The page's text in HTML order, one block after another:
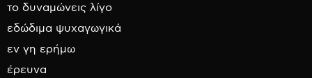
το δυναμώνεις λίγο
εδώδιμα ψυχαγωγικά
εν γη ερήμω
έρευνα